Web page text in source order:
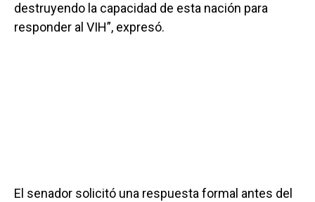
destruyendo la capacidad de esta nación para
responder al VIH”, expresó.
El senador solicitó una respuesta formal antes del